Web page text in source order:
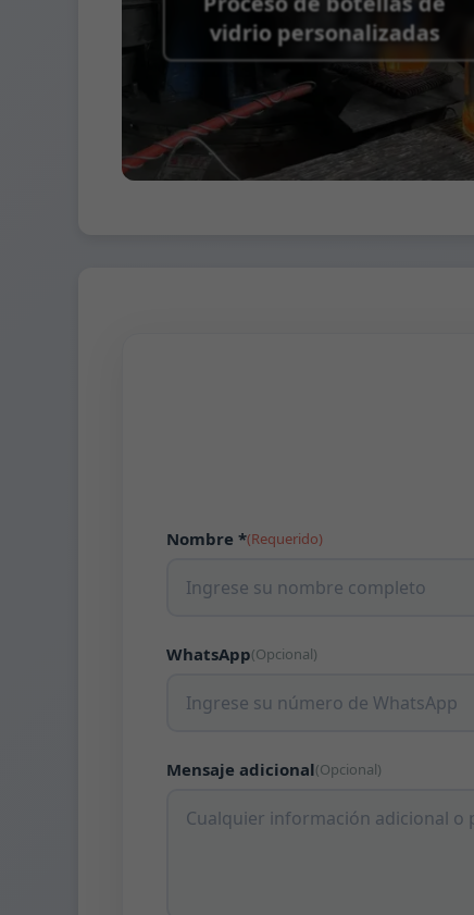
vidrio personalizadas
Nombre *(Requerido)
WhatsApp(Opcional)
Mensaje adicional(Opcional)